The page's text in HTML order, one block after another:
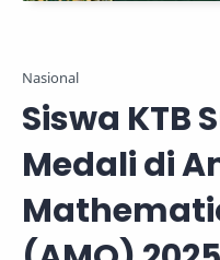
Nasional
Siswa KTB
Medali di